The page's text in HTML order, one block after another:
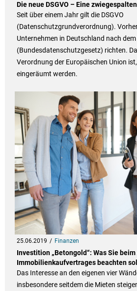
Die neue DSGVO – Eine
Seit über einem Jahr gilt die DSGVO
(Datenschutzgrundverordnung).
Unternehmen in Deutschland nach dem
(Bundesdatenschutzgesetz) richten. Da
Verordnung der Europäischen Union
eingeräumt werden.
25.06.2019 Finanzen
Investition „Betongold“: Was Sie
Immobilienkaufvertrages beachten
Das Interesse an den eigenen vier
insbesondere seitdem die Mieten